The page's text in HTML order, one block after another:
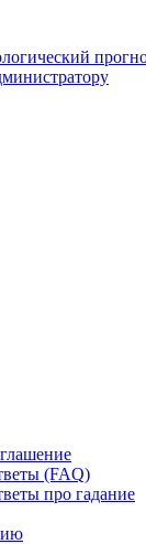
(FAQ)
про гадание